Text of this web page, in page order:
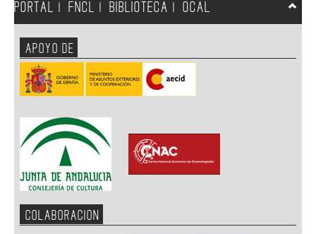
PORTAL
FNCL BIBLIOTECA OCAL
APOYO DE
COLABORACION